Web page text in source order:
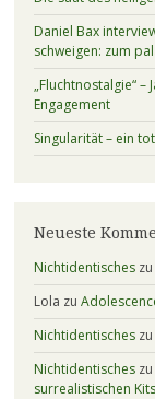
Daniel Bax
schweigen: zum
„Fluchtnostalgie“
Engagement
Singularität – ein
Neueste
Nichtidentischeszu
Lola zu
Nichtidentischeszu
Nichtidentischeszu
surrealistischen